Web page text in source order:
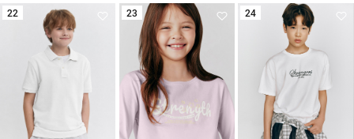
22 23 24